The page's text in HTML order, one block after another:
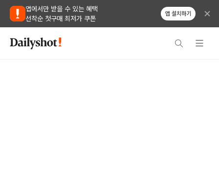
앱에서만 받을 수 있는 혜택
선착순 첫구매 최저가 쿠폰
앱 설치하기